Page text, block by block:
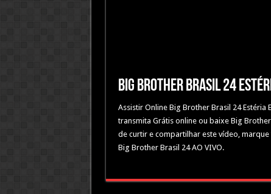
Big Brother Brasil 24
Assistir Online Big Brother Brasil 24
transmita Grátis online ou baixe Big
de curtir e compartilhar este vídeo,
Big Brother Brasil 24 AO VIVO.